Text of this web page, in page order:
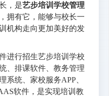
，是艺步培训学校管理
拥有它，能够与校长一
机构走向更加美好的发
进行招生艺步培训学校
、排课软件、教务管理
系统、家校服务APP、
软件，是实现培训教